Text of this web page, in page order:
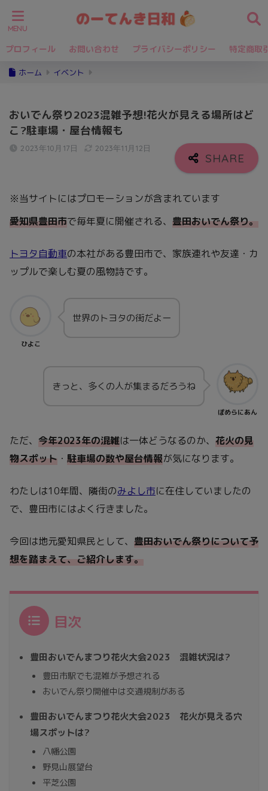
プロフィール お問い合わせ プライバシーポリシー 特定商取
ホーム イベント
おいでん祭り2023混雑予想!花火が見える場所はど
こ?駐車場・屋台情報も
2023年10月17日 2023年11月12日
※当サイトにはプロモーションが含まれています
愛知県豊田市で毎年夏に開催される、 豊田おいでん祭り。
トヨタ自動車の本社がある豊田市で、家族連れや友達・カ
ップルで楽しむ夏の風物詩です。
ひよこ
世界のトヨタの街だよー
ぽめらにあん
きっと、多くの人が集まるだろうね
ただ、 今年2023年の混雑は一体どうなるのか、 花火の見
物スポット ・ 駐車場の数や屋台情報が気になります。
わたしは10年間、隣街のみよし市に在住していましたの
で、豊田市にはよく行きました。
今回は地元愛知県民として、 豊田おいでん祭りについて予
想を踏まえて、 ご紹介します。
目次
豊田おいでんまつり花火大会2023 混雑状況は?
豊田市駅でも混雑が予想される
おいでん祭り開催中は交通規制がある
豊田おいでんまつり花火大会2023 花火が見える穴
場スポットは?
八幡公園
野見山展望台
平芝公園